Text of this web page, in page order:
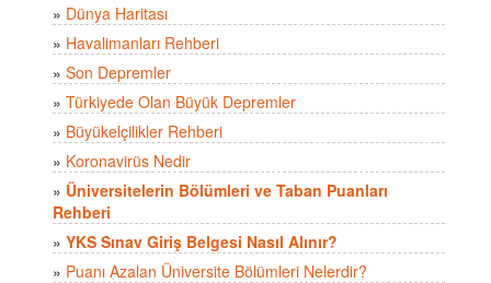
» Dünya Haritası
» Havalimanları Rehberi
» Son Depremler
» Türkiyede Olan Büyük Depremler
» Büyükelçilikler Rehberi
» Koronavirüs Nedir
» Üniversitelerin Bölümleri ve Taban Puanları
Rehberi
» YKS Sınav Giriş Belgesi Nasıl Alınır?
» Puanı Azalan Üniversite Bölümleri Nelerdir?